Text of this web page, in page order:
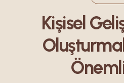
Kişisel